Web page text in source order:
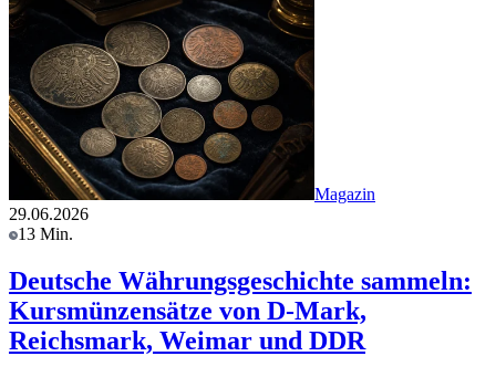
Magazin
29.06.2026
13 Min.
Deutsche Währungsgeschichte sammeln:
Kursmünzensätze von D-Mark,
Reichsmark, Weimar und DDR